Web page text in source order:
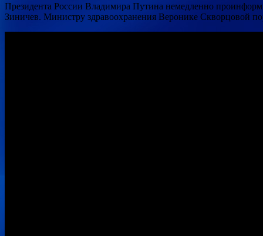
Президента России Владимира Путина немедленно
Зиничев. Министру здравоохранения Веронике Скворцовой